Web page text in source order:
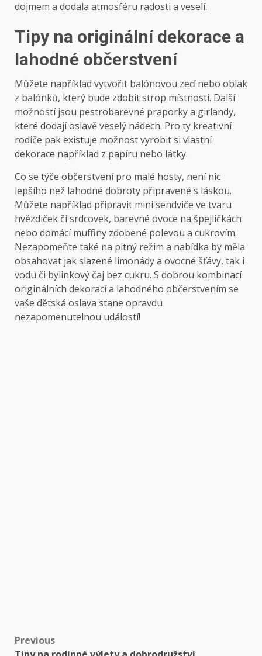
dojmem a dodala atmosféru radosti a veselí.
Tipy na originální dekorace a
lahodné občerstvení
Můžete například vytvořit balónovou zeď nebo oblak
z balónků, který bude zdobit strop místnosti. Další
možností jsou pestrobarevné praporky a girlandy,
které dodají oslavě veselý nádech. Pro ty kreativní
rodiče pak existuje možnost vyrobit si vlastní
dekorace například z papíru nebo látky.
Co se týče občerstvení pro malé hosty, není nic
lepšího než lahodné dobroty připravené s láskou.
Můžete například připravit mini sendviče ve tvaru
hvězdiček či srdcovek, barevné ovoce na špejličkách
nebo domácí muffiny zdobené polevou a cukrovím.
Nezapomeňte také na pitný režim a nabídka by měla
obsahovat jak slazené limonády a ovocné šťávy, tak i
vodu či bylinkový čaj bez cukru. S dobrou kombinací
originálních dekorací a lahodného občerstvením se
vaše dětská oslava stane opravdu
nezapomenutelnou událostí!
Post
Previous